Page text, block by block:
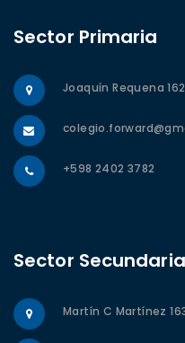
Sector Primaria
Joaquín Requena
+598 2402 3782
Sector Secundaria
Martín C Martínez